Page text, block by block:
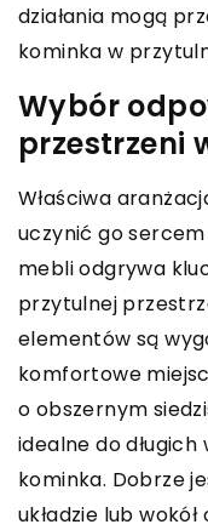
działania mogą
kominka w
Wybór
przestrzeni
Właściwa
uczynić go
mebli odgrywa
przytulnej
elementów są
komfortowe
o obszernym
idealne do
kominka. Dobrze
układzie lub